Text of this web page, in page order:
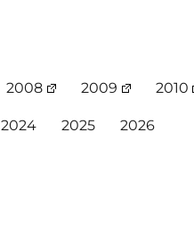
2008 2009 2010
2024 2025 2026